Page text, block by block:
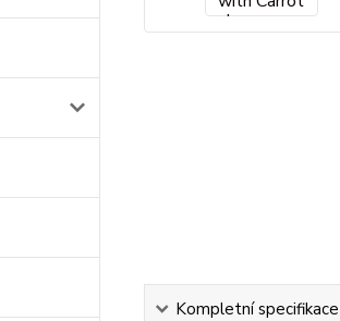
Kompletní specifikace